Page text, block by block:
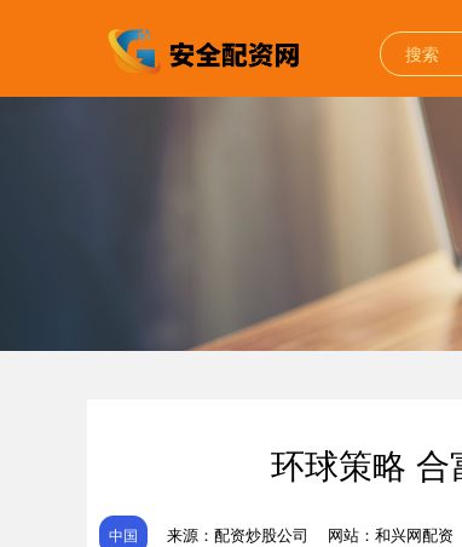
环球策略
中国 来源：配资炒股公司 网站：和兴网配资